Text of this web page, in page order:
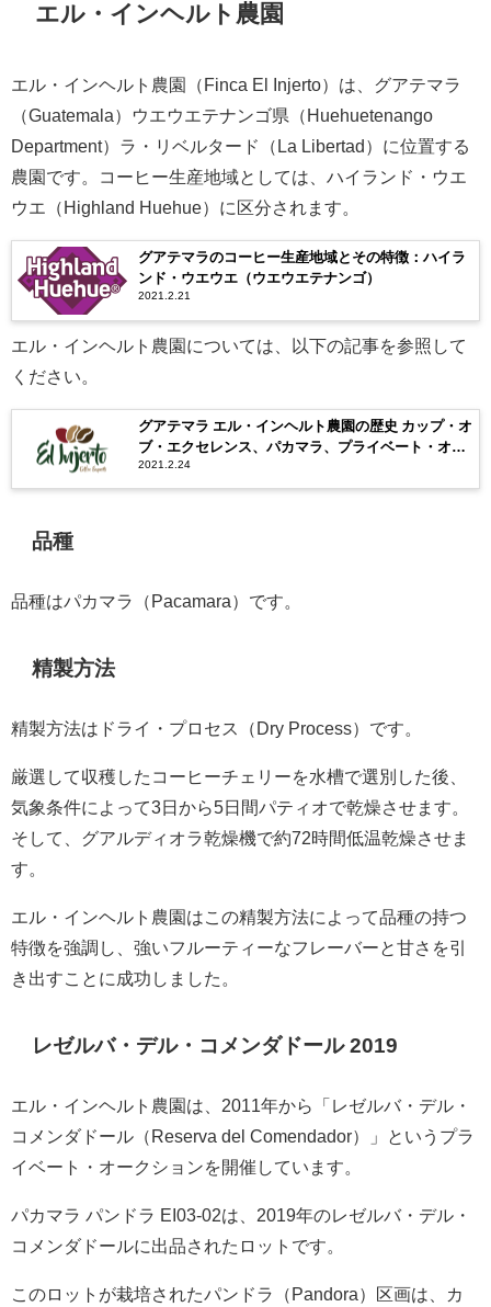
エル・インヘルト農園
エル・インヘルト農園（Finca El Injerto）は、グアテマラ
（Guatemala）ウエウエテナンゴ県（Huehuetenango
Department）ラ・リベルタード（La Libertad）に位置する
農園です。コーヒー生産地域としては、ハイランド・ウエ
ウエ（Highland Huehue）に区分されます。
グアテマラのコーヒー生産地域とその特徴：ハイラ
ンド・ウエウエ（ウエウエテナンゴ）
2021.2.21
エル・インヘルト農園については、以下の記事を参照して
ください。
グアテマラ エル・インヘルト農園の歴史 カップ・オ
ブ・エクセレンス、パカマラ、プライベート・オー
クション
2021.2.24
品種
品種はパカマラ（Pacamara）です。
精製方法
精製方法はドライ・プロセス（Dry Process）です。
厳選して収穫したコーヒーチェリーを水槽で選別した後、
気象条件によって3日から5日間パティオで乾燥させます。
そして、グアルディオラ乾燥機で約72時間低温乾燥させま
す。
エル・インヘルト農園はこの精製方法によって品種の持つ
特徴を強調し、強いフルーティーなフレーバーと甘さを引
き出すことに成功しました。
レゼルバ・デル・コメンダドール 2019
エル・インヘルト農園は、2011年から「レゼルバ・デル・
コメンダドール（Reserva del Comendador）」というプラ
イベート・オークションを開催しています。
パカマラ パンドラ EI03-02は、2019年のレゼルバ・デル・
コメンダドールに出品されたロットです。
このロットが栽培されたパンドラ（Pandora）区画は、カ